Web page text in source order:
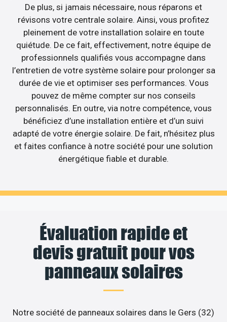
De plus, si jamais nécessaire, nous réparons et
révisons votre centrale solaire. Ainsi, vous profitez
pleinement de votre installation solaire en toute
quiétude. De ce fait, effectivement, notre équipe de
professionnels qualifiés vous accompagne dans
l’entretien de votre système solaire pour prolonger sa
durée de vie et optimiser ses performances. Vous
pouvez de même compter sur nos conseils
personnalisés. En outre, via notre compétence, vous
bénéficiez d’une installation entière et d’un suivi
adapté de votre énergie solaire. De fait, n’hésitez plus
et faites confiance à notre société pour une solution
énergétique fiable et durable.
Évaluation rapide et
devis gratuit pour vos
panneaux solaires
Notre société de panneaux solaires dans le Gers (32)